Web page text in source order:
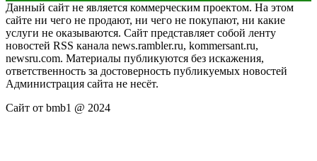
Данный сайт не является коммерческим проектом. На этом
сайте ни чего не продают, ни чего не покупают, ни какие
услуги не оказываются. Сайт представляет собой ленту
новостей RSS канала news.rambler.ru, kommersant.ru,
newsru.com. Материалы публикуются без искажения,
ответственность за достоверность публикуемых новостей
Администрация сайта не несёт.
Сайт от bmb1 @ 2024